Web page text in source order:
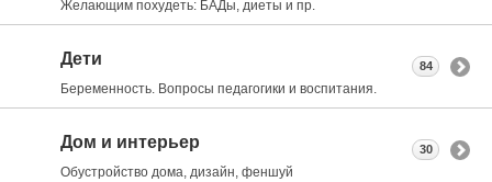
Желающим похудеть: БАДы, диеты и пр.
Дети
Беременность. Вопросы педагогики и воспитания.
84
Дом и интерьер
Обустройство дома, дизайн, феншуй
30